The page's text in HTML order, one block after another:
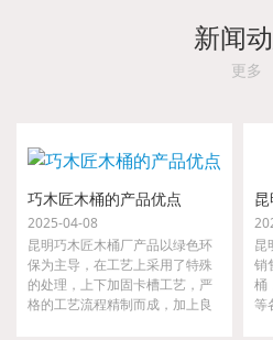
新闻
更多
巧木匠木桶的产品优点
2025-04-08
昆明巧木匠木桶厂产品以绿色环
保为主导，在工艺上采用了特殊
的处理，上下加固卡槽工艺，严
格的工艺流程精制而成，加上良
昆
销
桶
等